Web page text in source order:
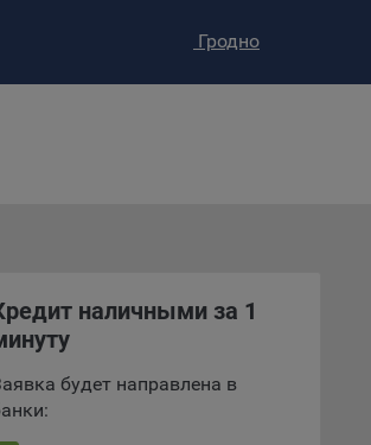
Гродно
наличными за 1
будет направлена в